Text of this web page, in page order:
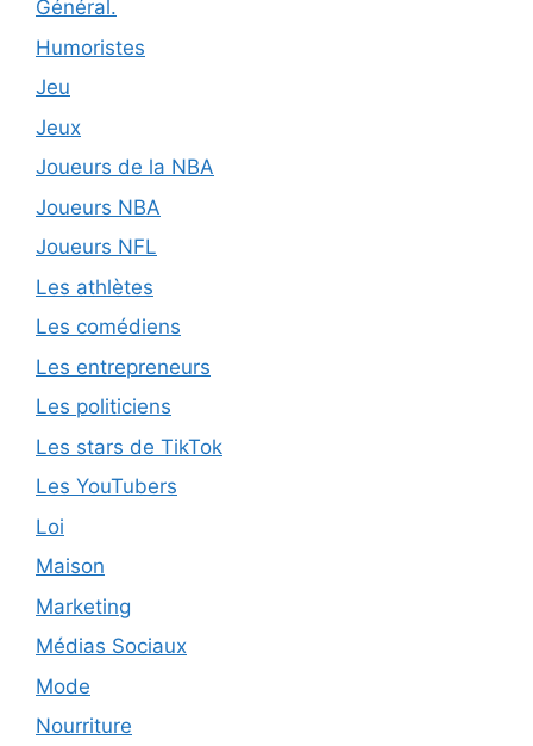
Général.
Humoristes
Jeu
Jeux
Joueurs de la NBA
Joueurs NBA
Joueurs NFL
Les athlètes
Les comédiens
Les entrepreneurs
Les politiciens
Les stars de TikTok
Les YouTubers
Loi
Maison
Marketing
Médias Sociaux
Mode
Nourriture